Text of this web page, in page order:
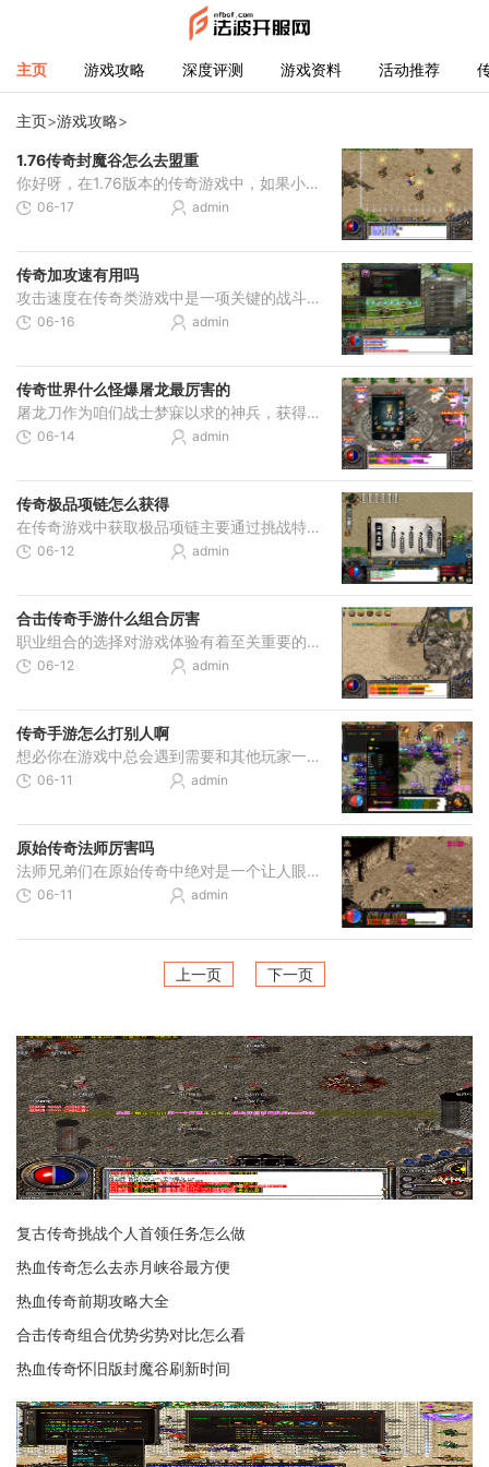
主页 游戏攻略 深度评测 游戏资料 活动推荐
主页>游戏攻略>
1.76传奇封魔谷怎么去盟重
你好呀，在1.76版本的传奇游戏中，如果小伙伴们在封魔谷结束冒险后想前往盟重，可以参考这里收集到的路线。从封魔谷出发去盟重主要有两种常见的走法，这两种路线都能帮助大家到
06-17 admin
传奇加攻速有用吗
攻击速度在传奇类游戏中是一项关键的战斗属性，它直接影响角色的输出频率和战斗节奏。提升攻击速度意味着在相同时间内可以发动更多次攻击，这无论在单人升级打怪还是多人PK对抗
06-16 admin
传奇世界什么怪爆屠龙最厉害的
屠龙刀作为咱们战士梦寐以求的神兵，获得途径虽然不少，但真正能爆出这把神器的大佬级怪物其实就那么几个，掌握了这些情报，咱们就能少走弯路，直奔目标而去。暗之触龙神是咱
06-14 admin
传奇极品项链怎么获得
在传奇游戏中获取极品项链主要通过挑战特定副本和首领，虎牙兽副本是获取虎齿项链的主要途径，该副本位于四十级以上区域如死亡之谷和毒蛇山谷，这些区域危险程度较高但相应地
06-12 admin
合击传奇手游什么组合厉害
职业组合的选择对游戏体验有着至关重要的影响。当前主流的职业组合主要围绕战士、法师和道士这三个经典职业展开，不同职业之间通过互补和配合能够产生截然不同的战斗效果。战
06-12 admin
传奇手游怎么打别人啊
想必你在游戏中总会遇到需要和其他玩家一较高下的情况，掌握一些确切的打架技巧能让你更加从容。首先要了解不同职业的特性，比如战士体格强壮适合近战，法师擅长远程魔法攻击
06-11 admin
原始传奇法师厉害吗
法师兄弟们在原始传奇中绝对是一个让人眼前一亮的职业选择。这个职业最吸引人的地方在于那炫酷华丽的技能特效，远远地就能给对手造成成吨伤害。咱们法师虽然身子骨脆了点，但
06-11 admin
上一页 下一页
复古传奇挑战个人首领任务怎么做
热血传奇怎么去赤月峡谷最方便
热血传奇前期攻略大全
合击传奇组合优势劣势对比怎么看
热血传奇怀旧版封魔谷刷新时间